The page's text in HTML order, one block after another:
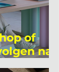
of
na